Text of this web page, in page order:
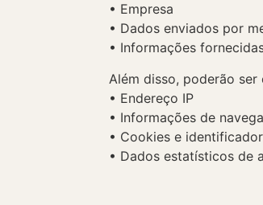
• Empresa
• Dados enviados por
• Informações
Além disso, poderão
• Endereço IP
• Informações de
• Cookies e
• Dados estatísticos de